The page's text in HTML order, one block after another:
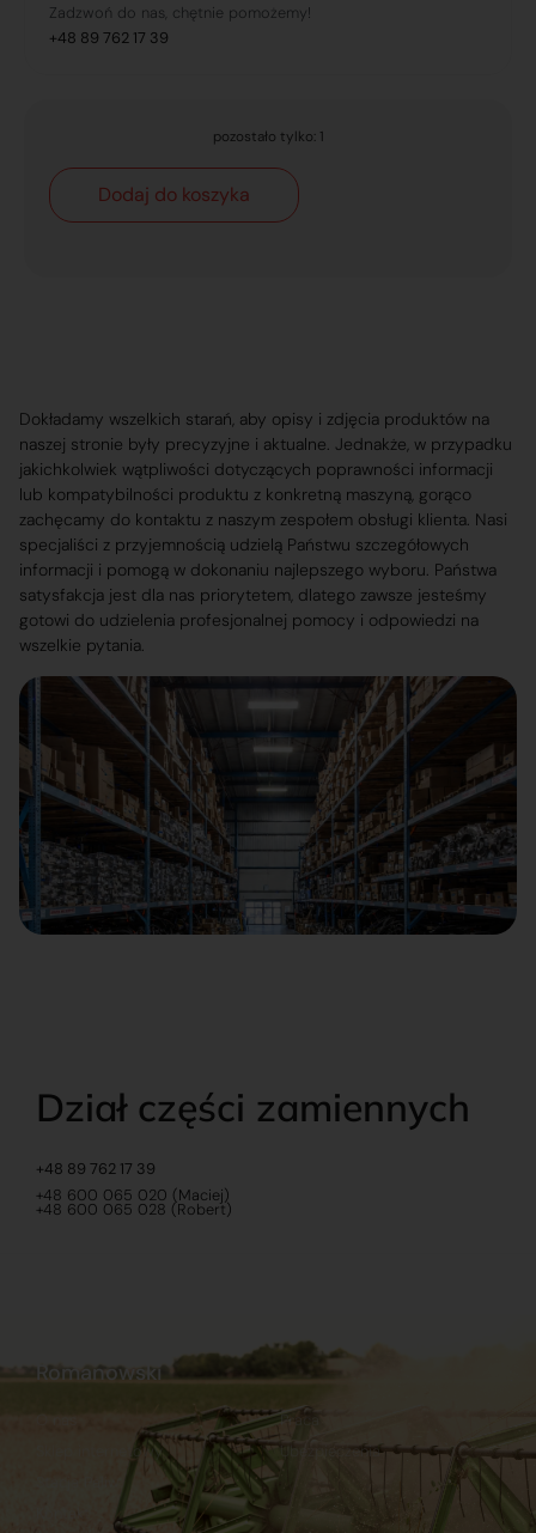
Zadzwoń do nas, chętnie pomożemy!
+48 89 762 17 39
pozostało tylko: 1
Dodaj do koszyka
Dokładamy wszelkich starań, aby opisy i zdjęcia produktów na
naszej stronie były precyzyjne i aktualne. Jednakże, w przypadku
jakichkolwiek wątpliwości dotyczących poprawności informacji
lub kompatybilności produktu z konkretną maszyną, gorąco
zachęcamy do kontaktu z naszym zespołem obsługi klienta. Nasi
specjaliści z przyjemnością udzielą Państwu szczegółowych
informacji i pomogą w dokonaniu najlepszego wyboru. Państwa
satysfakcja jest dla nas priorytetem, dlatego zawsze jesteśmy
gotowi do udzielenia profesjonalnej pomocy i odpowiedzi na
wszelkie pytania.
Dział części zamiennych
+48 89 762 17 39
+48 600 065 020 (Maciej)
+48 600 065 028 (Robert)
Romanowski
Sklep internetowy
Praca
Ubezpieczenia